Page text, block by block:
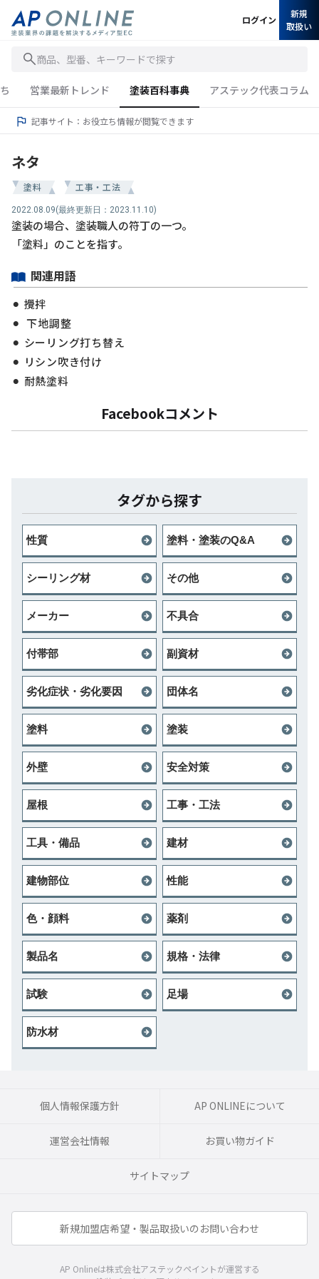
商品、型番、キーワードで探す
ログイン
新規
取扱い
営業最新トレンド 塗装百科事典 アステック代表コラム
記事サイト：お役立ち情報が閲覧できます
ネタ
塗料 工事・工法
2022.08.09(最終更新日：2023.11.10)
塗装の場合、塗装職人の符丁の一つ。
「塗料」のことを指す。
関連用語
攪拌
下地調整
シーリング打ち替え
リシン吹き付け
耐熱塗料
Facebookコメント
タグから探す
性質 塗料・塗装のQ&A
シーリング材 その他
メーカー 不具合
付帯部 副資材
劣化症状・劣化要因 団体名
塗料 塗装
外壁 安全対策
屋根 工事・工法
工具・備品 建材
建物部位 性能
色・顔料 薬剤
製品名 規格・法律
試験 足場
防水材
個人情報保護方針 AP ONLINEについて
運営会社情報 お買い物ガイド
サイトマップ
新規加盟店希望・製品取扱いのお問い合わせ
AP Onlineは株式会社アステックペイントが運営する